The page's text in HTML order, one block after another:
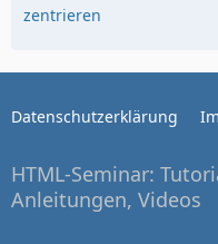
zentrieren
Datenschutzerklärung
HTML-Seminar:
Anleitungen, Videos